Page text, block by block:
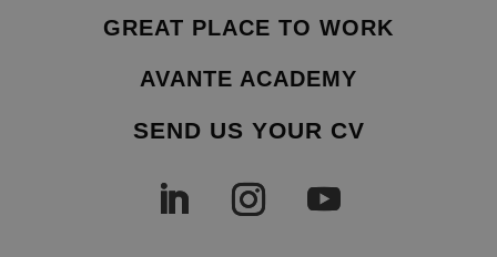
GREAT PLACE TO WORK
AVANTE ACADEMY
SEND US YOUR CV